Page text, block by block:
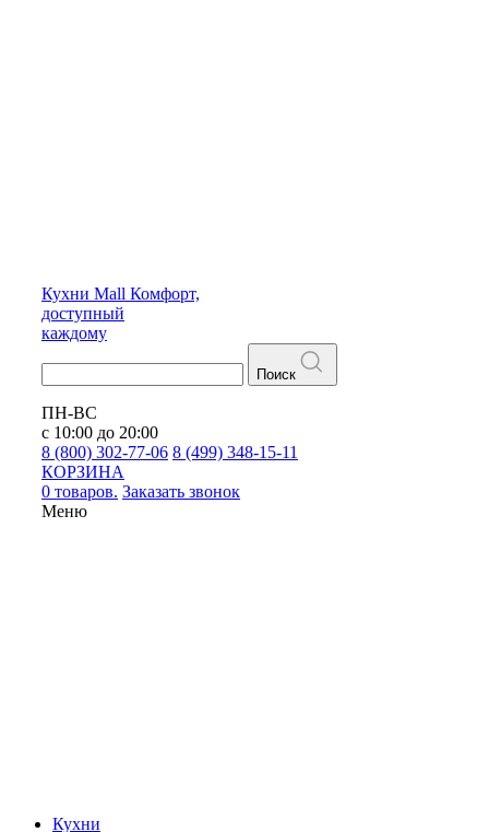
Кухни Mall Комфорт,
доступный
каждому
Поиск
ПН-ВС
с 10:00 до 20:00
8 (800) 302-77-06 8 (499) 348-15-11
КОРЗИНА
0 товаров. Заказать звонок
Меню
Кухни